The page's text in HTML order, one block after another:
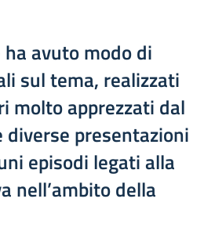
avuto modo di
sul tema, realizzati
molto apprezzati dal
presentazioni
episodi legati alla
nell’ambito della